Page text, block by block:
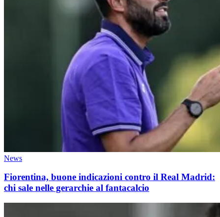
News
Fiorentina, buone indicazioni contro il Real Madrid:
chi sale nelle gerarchie al fantacalcio